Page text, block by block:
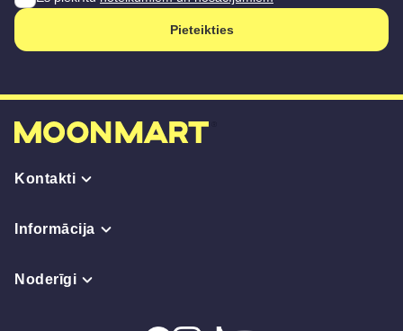
Pieteikties
Kontakti
Informācija
Noderīgi